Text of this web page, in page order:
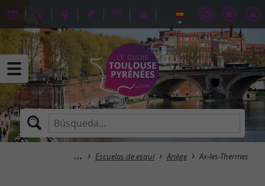
Escuelas de esquí Ariège Ax-les-Thermes